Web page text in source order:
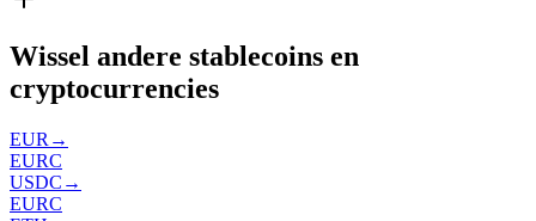
Wissel andere stablecoins en
cryptocurrencies
EUR →
EURC
USDC →
EURC